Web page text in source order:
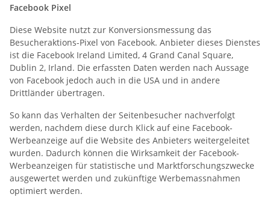
Facebook Pixel
Diese Website nutzt zur Konversionsmessung das
Besucheraktions-Pixel von Facebook. Anbieter dieses Dienstes
ist die Facebook Ireland Limited, 4 Grand Canal Square,
Dublin 2, Irland. Die erfassten Daten werden nach Aussage
von Facebook jedoch auch in die USA und in andere
Drittländer übertragen.
So kann das Verhalten der Seitenbesucher nachverfolgt
werden, nachdem diese durch Klick auf eine Facebook-
Werbeanzeige auf die Website des Anbieters weitergeleitet
wurden. Dadurch können die Wirksamkeit der Facebook-
Werbeanzeigen für statistische und Marktforschungszwecke
ausgewertet werden und zukünftige Werbemassnahmen
optimiert werden.